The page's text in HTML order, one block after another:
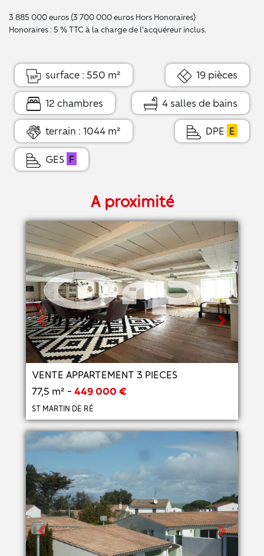
3 885 000 euros (3 700 000 euros Hors Honoraires)
Honoraires : 5 % TTC à la charge de l'acquéreur inclus.
surface : 550 m² 19 pièces
12 chambres 4 salles de bains
terrain : 1044 m² DPE E
GES F
A proximité
VENTE APPARTEMENT 3 PIECES
77,5 m² - 449 000 €
ST MARTIN DE RÉ
Previous Next
Previous Next